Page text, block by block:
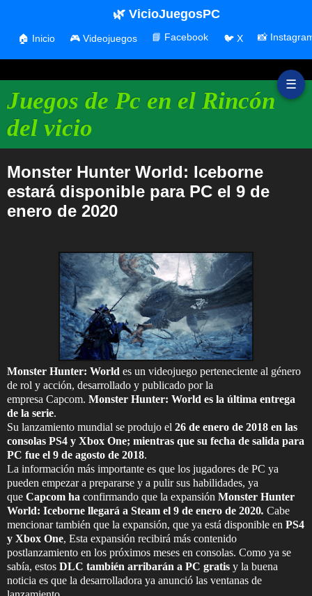
☰
Juegos de Pc en el Rincón
del vicio
🌿 VicioJuegosPC
🏠 Inicio 🎮 Videojuegos 📘 Facebook 🐦 X 📸
Monster Hunter World: Iceborne
estará disponible para PC el 9 de
enero de 2020
Monster Hunter: World es un videojuego perteneciente al género
de rol y acción, desarrollado y publicado por la
empresa Capcom. Monster Hunter: World es la última entrega
de la serie.
Su lanzamiento mundial se produjo el 26 de enero de 2018 en las
consolas PS4 y Xbox One; mientras que su fecha de salida para
PC fue el 9 de agosto de 2018.
La información más importante es que los jugadores de PC ya
pueden empezar a prepararse y a pulir sus habilidades, ya
que Capcom ha confirmando que la expansión Monster Hunter
World: Iceborne llegará a Steam el 9 de enero de 2020. Cabe
mencionar también que la expansión, que ya está disponible en PS4
y Xbox One, Esta expansión recibirá más contenido
postlanzamiento en los próximos meses en consolas. Como ya se
sabía, estos DLC también arribarán a PC gratis y la buena
noticia es que la desarrolladora ya anunció las ventanas de